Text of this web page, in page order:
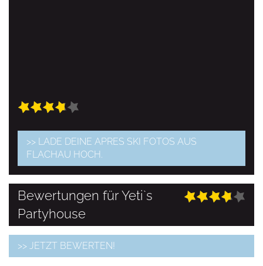
>> LADE DEINE APRES SKI FOTOS AUS
FLACHAU HOCH.
Bewertungen für Yeti`s
Partyhouse
>> JETZT BEWERTEN!